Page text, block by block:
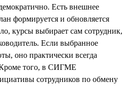
Есть внешнее
формируется и обновляется
курсы выбирает сам сотрудник,
Если выбранное
оно практически всегда
Кроме того, в СИГМЕ
сотрудников по обмену